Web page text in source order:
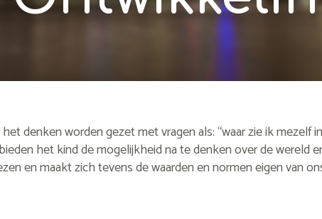
denken worden gezet met vragen als: “waar zie ik
het kind de mogelijkheid na te denken over de
en maakt zich tevens de waarden en normen eigen van